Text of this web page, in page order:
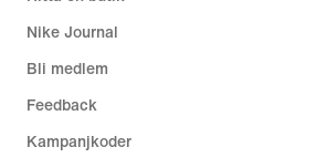
Nike Journal
Bli medlem
Feedback
Kampanjkoder